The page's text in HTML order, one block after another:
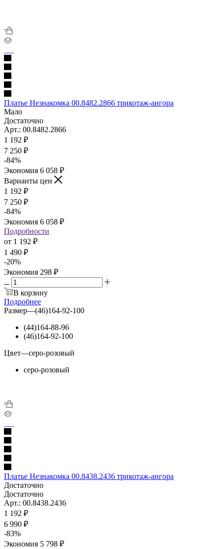
Платье Незнакомка 00.8482.2866 трикотаж-ангора
Мало
Достаточно
Арт.: 00.8482.2866
1 192 ₽
7 250 ₽
-84%
Экономия 6 058 ₽
Варианты цен
1 192 ₽
7 250 ₽
-84%
Экономия 6 058 ₽
Подробности
от 1 192 ₽
1 490 ₽
-20%
Экономия 298 ₽
В корзину
Подробнее
Размер—(46)164-92-100
(44)164-88-96
(46)164-92-100
Цвет—серо-розовый
серо-розовый
Платье Незнакомка 00.8438.2436 трикотаж-ангора
Достаточно
Достаточно
Арт.: 00.8438.2436
1 192 ₽
6 990 ₽
-83%
Экономия 5 798 ₽